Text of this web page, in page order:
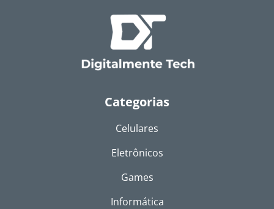
Categorias
Celulares
Eletrônicos
Games
Informática